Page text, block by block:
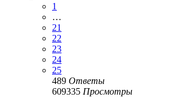
1
…
21
22
23
24
25
489 Ответы
609335 Просмотры